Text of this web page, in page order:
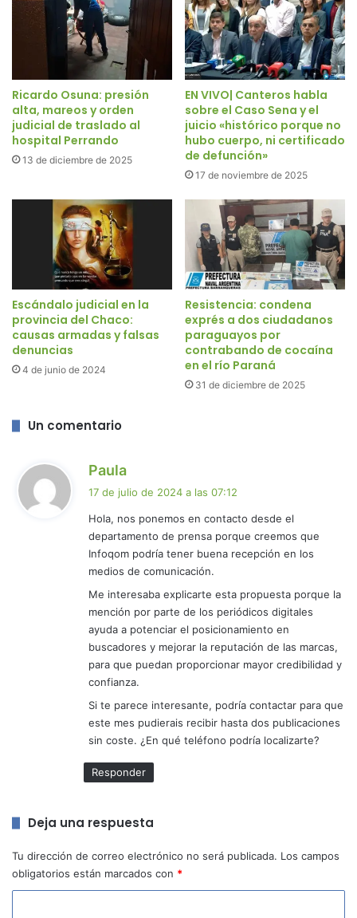
Ricardo Osuna: presión
alta, mareos y orden
judicial de traslado al
hospital Perrando
13 de diciembre de 2025
EN VIVO| Canteros habla
sobre el Caso Sena y el
juicio «histórico porque no
hubo cuerpo, ni certificado
de defunción»
17 de noviembre de 2025
Escándalo judicial en la
provincia del Chaco:
causas armadas y falsas
denuncias
4 de junio de 2024
Resistencia: condena
exprés a dos ciudadanos
paraguayos por
contrabando de cocaína
en el río Paraná
31 de diciembre de 2025
Un comentario
Paula
i
e
:
17 de julio de 2024 a las 07:12
Hola, nos ponemos en contacto desde el
departamento de prensa porque creemos que
Infoqom podría tener buena recepción en los
medios de comunicación.
Me interesaba explicarte esta propuesta porque la
mención por parte de los periódicos digitales
ayuda a potenciar el posicionamiento en
buscadores y mejorar la reputación de las marcas,
para que puedan proporcionar mayor credibilidad y
confianza.
Si te parece interesante, podría contactar para que
este mes pudierais recibir hasta dos publicaciones
sin coste. ¿En qué teléfono podría localizarte?
Responder
Deja una respuesta
Tu dirección de correo electrónico no será publicada. Los campos
obligatorios están marcados con *